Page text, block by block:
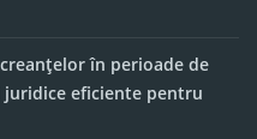
în perioade de
eficiente pentru